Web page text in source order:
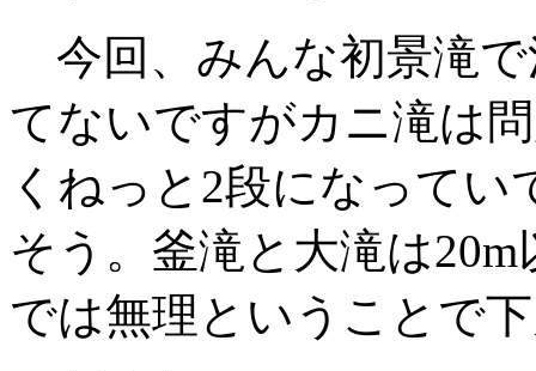
今回、みんな初景滝
てないですがカニ滝は
くねっと2段になって
そう。釜滝と大滝は
では無理ということで